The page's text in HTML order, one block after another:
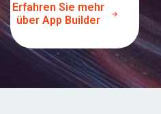
Erfahren Sie mehr
über App Builder